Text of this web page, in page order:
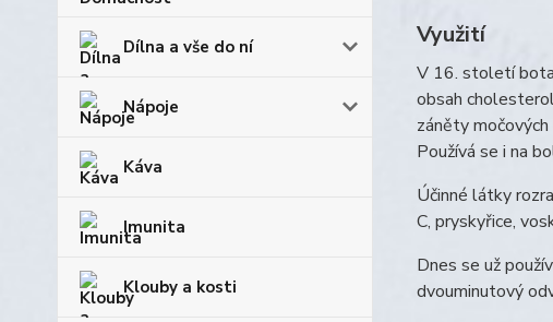
Dílna a vše do ní
Nápoje
Káva
Imunita
Klouby a kosti
Využití
V 16. století
obsah
záněty
Používá se i na
Účinné látky
C, pryskyřice,
Dnes se už
dvouminutový